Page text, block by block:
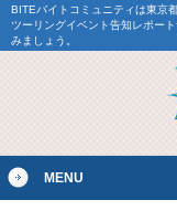
BITEバイトコミュニティは東京
ツーリングイベント告知レポー
みましょう。
MENU